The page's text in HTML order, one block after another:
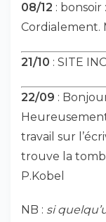
08/12 :
Cordialement.
21/10 : SITE
22/09 :
travail sur
trouve la
P.Kobel
NB : si